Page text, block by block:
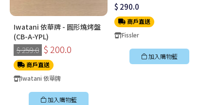
Iwatani 依華牌 - 圓形燒烤盤
(CB-A-YPL)
$ 259.0 $ 200.0
商戶直送
Iwatani 依華牌
加入購物籃
$ 290.0
商戶直送
Fissler
加入購物籃